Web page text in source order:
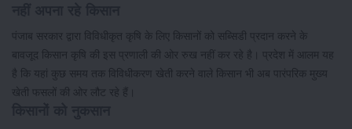
पंजाब सरकार द्वारा विविधीकृत कृषि के लिए किसानों को सब्सिडी प्रदान करने के
बावजूद किसान कृषि की इस प्रणाली की ओर रुख नहीं कर रहे है। प्रदेश में आलम यह
है कि यहां कुछ समय तक विविधीकरण खेती करने वाले किसान भी अब पारंपरिक मुख्य
खेती फसलों की ओर लौट रहे हैं।